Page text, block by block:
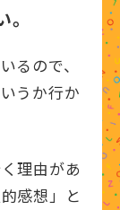
るので、
うか行か
理由があ
感想」と